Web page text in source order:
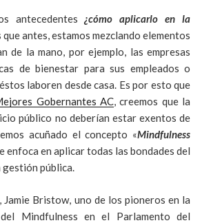
antecedentes¿cómo aplicarlo en la
que antes, estamos mezclando elementos
de la mano, por ejemplo, las empresas
de bienestar para sus empleados o
laboren desde casa. Es por esto que
Gobernantes AC, creemos que la
público no deberían estar exentos de
acuñado el concepto «Mindfulness
enfoca en aplicar todas las bondades del
gestión pública.
Jamie Bristow, uno de los pioneros en la
del Mindfulness en el Parlamento del